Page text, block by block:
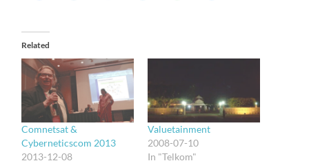
Related
Comnetsat &
Cyberneticscom 2013
2013-12-08
Valuetainment
2008-07-10
In "Telkom"